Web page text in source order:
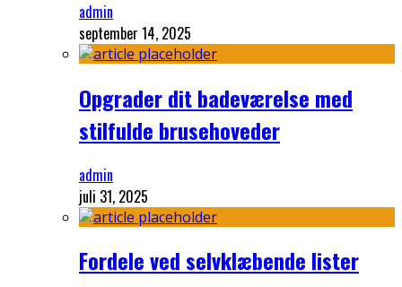
admin
september 14, 2025
Opgrader dit badeværelse med
stilfulde brusehoveder
admin
juli 31, 2025
Fordele ved selvklæbende lister